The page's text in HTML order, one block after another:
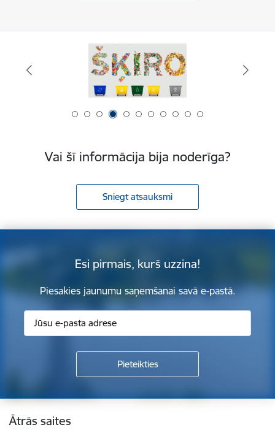
Vai šī informācija bija noderīga?
Sniegt atsauksmi
Esi pirmais, kurš uzzina!
Piesakies jaunumu saņemšanai savā e-pastā.
Kājene
Ātrās saites